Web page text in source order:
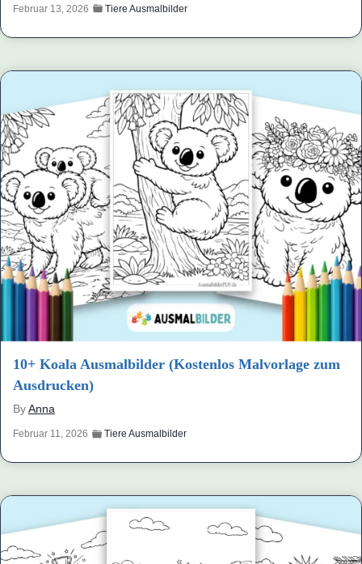
Februar 13, 2026 Tiere Ausmalbilder
10+ Koala Ausmalbilder (Kostenlos Malvorlage zum
Ausdrucken)
ByAnna
Februar 11, 2026 Tiere Ausmalbilder